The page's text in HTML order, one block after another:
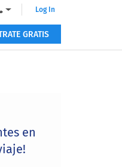
Log In
GRATIS
en